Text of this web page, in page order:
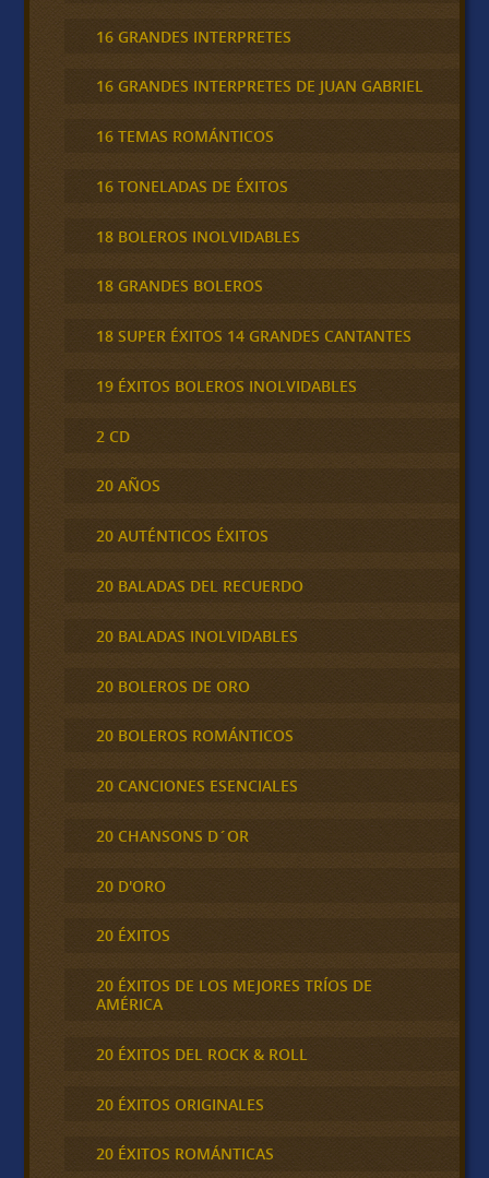
16 GRANDES INTERPRETES
16 GRANDES INTERPRETES DE JUAN GABRIEL
16 TEMAS ROMÁNTICOS
16 TONELADAS DE ÉXITOS
18 BOLEROS INOLVIDABLES
18 GRANDES BOLEROS
18 SUPER ÉXITOS 14 GRANDES CANTANTES
19 ÉXITOS BOLEROS INOLVIDABLES
2 CD
20 AÑOS
20 AUTÉNTICOS ÉXITOS
20 BALADAS DEL RECUERDO
20 BALADAS INOLVIDABLES
20 BOLEROS DE ORO
20 BOLEROS ROMÁNTICOS
20 CANCIONES ESENCIALES
20 CHANSONS D´OR
20 D'ORO
20 ÉXITOS
20 ÉXITOS DE LOS MEJORES TRÍOS DE
AMÉRICA
20 ÉXITOS DEL ROCK & ROLL
20 ÉXITOS ORIGINALES
20 ÉXITOS ROMÁNTICAS